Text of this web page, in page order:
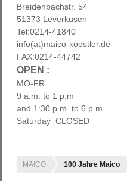
Breidenbachstr. 54
51373 Leverkusen
Tel:0214-41840
info(at)maico-koestler.de
FAX:0214-44742
OPEN :
MO-FR
9 a.m. to 1 p.m
and 1:30 p.m. to 6 p.m
Saturday CLOSED
MAICO 100 Jahre Maico